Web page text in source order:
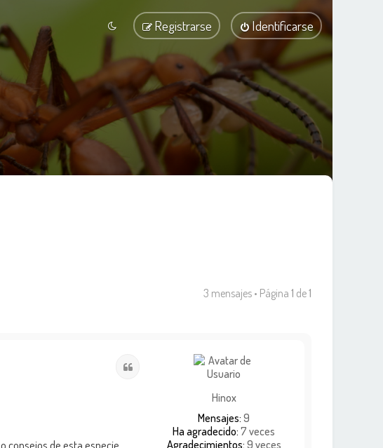
Identificarse
Registrarse
3 mensajes • Página 1 de1
Hinox
Mensajes: 9
Ha agradecido: 7 veces
Agradecimientos: 9 veces
consejos de esta especie